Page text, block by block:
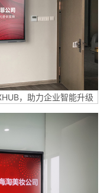
，助力企业智能升级